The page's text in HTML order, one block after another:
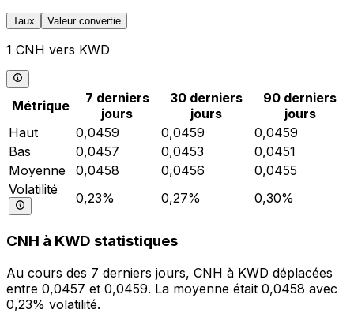
Taux Valeur convertie
1 CNH vers KWD
Métrique
7 derniers
jours
30 derniers
jours
90 derniers
jours
Haut
0,0459 0,0459
0,0459
Bas
0,0457 0,0453
0,0451
Moyenne
0,0458 0,0456
0,0455
Volatilité
0,23% 0,27% 0,30%
CNH à KWD statistiques
Au cours des 7 derniers jours, CNH à KWD déplacées
entre 0,0457 et 0,0459. La moyenne était 0,0458 avec
0,23% volatilité.